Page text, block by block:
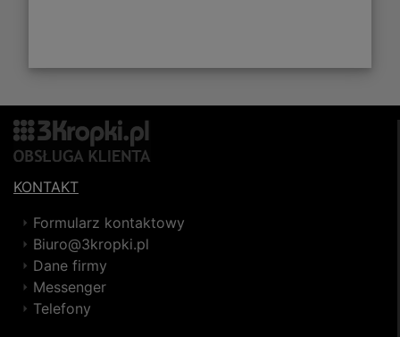
KONTAKT
Formularz kontaktowy
Biuro@3kropki.pl
Dane firmy
Messenger
Telefony